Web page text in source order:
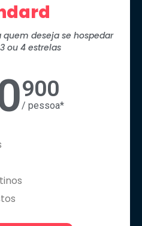
quem deseja se hospedar
ou 4 estrelas
900
/ pessoa*